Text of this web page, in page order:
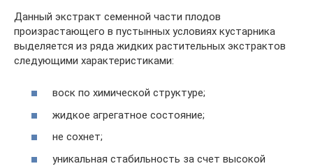
Данный экстракт семенной части плодов
произрастающего в пустынных условиях кустарника
выделяется из ряда жидких растительных экстрактов
следующими характеристиками:
воск по химической структуре;
жидкое агрегатное состояние;
не сохнет;
уникальная стабильность за счет высокой